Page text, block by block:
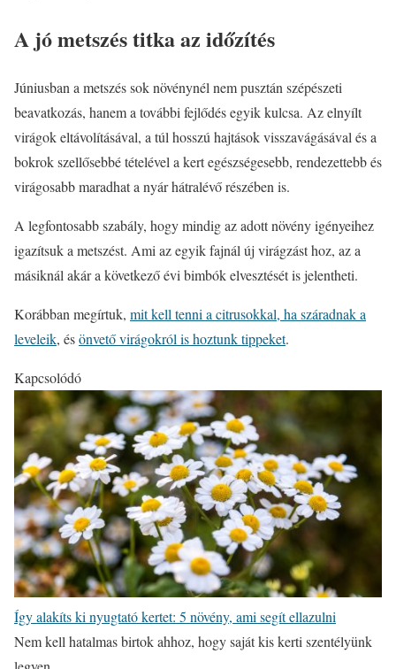
A jó metszés titka az időzítés
Júniusban a metszés sok növénynél nem pusztán szépészeti
beavatkozás, hanem a további fejlődés egyik kulcsa. Az elnyílt
virágok eltávolításával, a túl hosszú hajtások visszavágásával és a
bokrok szellősebbé tételével a kert egészségesebb, rendezettebb és
virágosabb maradhat a nyár hátralévő részében is.
A legfontosabb szabály, hogy mindig az adott növény igényeihez
igazítsuk a metszést. Ami az egyik fajnál új virágzást hoz, az a
másiknál akár a következő évi bimbók elvesztését is jelentheti.
Korábban megírtuk, mit kell tenni a citrusokkal, ha száradnak a
leveleik, ésönvető virágokról is hoztunk tippeket.
Kapcsolódó
Így alakíts ki nyugtató kertet: 5 növény, ami segít ellazulni
Nem kell hatalmas birtok ahhoz, hogy saját kis kerti szentélyünk